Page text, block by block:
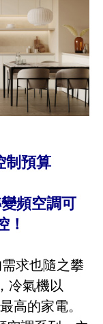
制預算
頻空調可
！
求也隨之攀
冷氣機以
高的家電。